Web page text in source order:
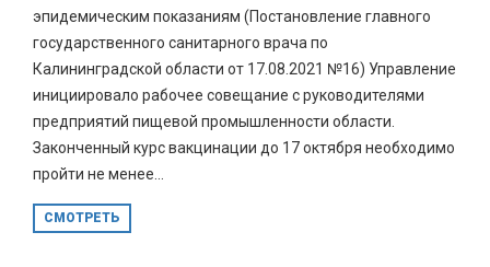
эпидемическим показаниям (Постановление главного
государственного санитарного врача по
Калининградской области от 17.08.2021 №16) Управление
инициировало рабочее совещание с руководителями
предприятий пищевой промышленности области.
Законченный курс вакцинации до 17 октября необходимо
пройти не менее...
СМОТРЕТЬ